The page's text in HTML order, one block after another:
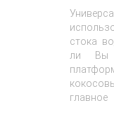
стока
ли Вы